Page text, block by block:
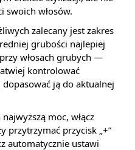
swoich włosów.
zalecany jest zakres
grubości najlepiej
włosach grubych —
kontrolować
ją do aktualnej
moc, włącz
przytrzymać przycisk „+”
automatycznie ustawi